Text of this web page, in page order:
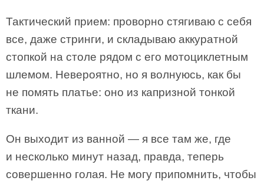
Тактический прием: проворно стягиваю с себя
все, даже стринги, и складываю аккуратной
стопкой на столе рядом с его мотоциклетным
шлемом. Невероятно, но я волнуюсь, как бы
не помять платье: оно из капризной тонкой
ткани.
Он выходит из ванной — я все там же, где
и несколько минут назад, правда, теперь
совершенно голая. Не могу припомнить, чтобы